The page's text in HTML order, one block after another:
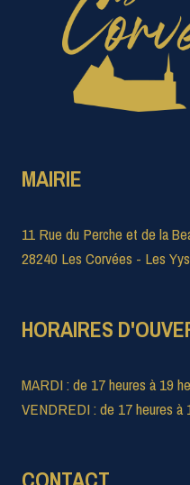
MAIRIE
11 Rue du Perche et de la
28240 Les Corvées - Les Yys
HORAIRES
MARDI : de 17 heures à 19
VENDREDI : de 17 heures à